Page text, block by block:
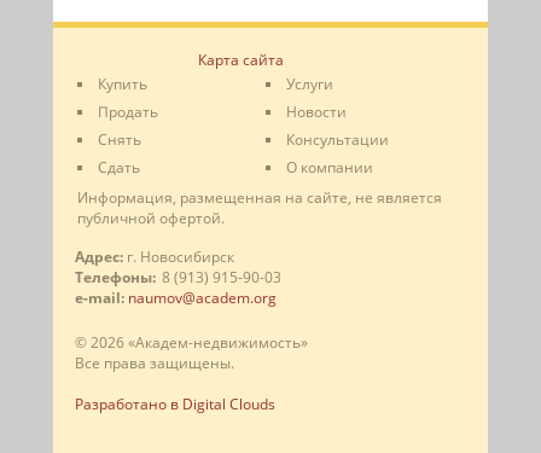
Карта сайта
Купить
Продать
Снять
Сдать
Услуги
Новости
Консультации
О компании
Информация, размещенная на сайте, не является
публичной офертой.
Адрес: г. Новосибирск
Телефоны: 8 (913) 915-90-03
e-mail: naumov@academ.org
© 2026 «Академ-недвижимость»
Все права защищены.
Разработано в Digital Clouds